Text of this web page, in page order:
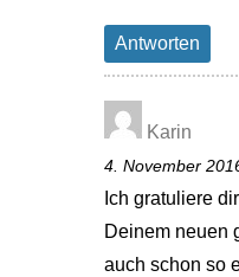
Antworten
Karin
4. November
Ich gratuliere
Deinem neuen
auch schon so